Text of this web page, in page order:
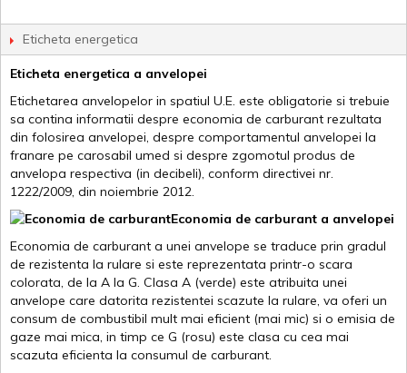
Eticheta energetica
Eticheta energetica a anvelopei
Etichetarea anvelopelor in spatiul U.E. este obligatorie si trebuie
sa contina informatii despre economia de carburant rezultata
din folosirea anvelopei, despre comportamentul anvelopei la
franare pe carosabil umed si despre zgomotul produs de
anvelopa respectiva (in decibeli), conform directivei nr.
1222/2009, din noiembrie 2012.
Economia de carburant a anvelopei
Economia de carburant a unei anvelope se traduce prin gradul
de rezistenta la rulare si este reprezentata printr-o scara
colorata, de la A la G. Clasa A (verde) este atribuita unei
anvelope care datorita rezistentei scazute la rulare, va oferi un
consum de combustibil mult mai eficient (mai mic) si o emisia de
gaze mai mica, in timp ce G (rosu) este clasa cu cea mai
scazuta eficienta la consumul de carburant.